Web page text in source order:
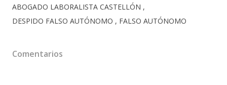
ABOGADO LABORALISTA CASTELLÓN
DESPIDO FALSO AUTÓNOMO
FALSO AUTÓNOMO
Comentarios